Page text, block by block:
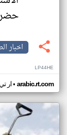
اخبار
LP44HE
ار• arabic.rt.com